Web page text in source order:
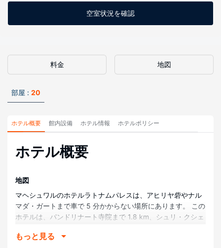
空室状況を確認
料金 地図
部屋 : 20
ホテル概要 館内設備 ホテル情報 ホテルポリシー
ホテル概要
地図
マヘシュワルのホテルラトナムパレスは、アヒリヤ砦やナル
マダ・ガートまで車で 5 分かからない場所にあります。 この
ホテルは、パンドリナート寺院まで 1.8 km、シュリ・クシェ
あります。
もっと見る